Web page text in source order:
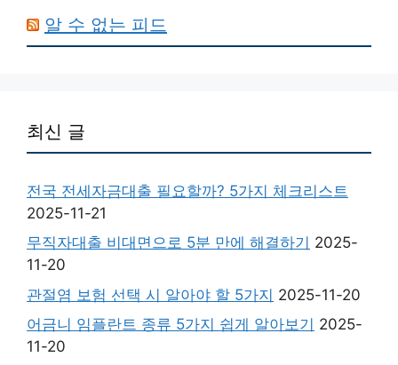
알 수 없는 피드
최신 글
전국 전세자금대출 필요할까? 5가지 체크리스트
2025-11-21
무직자대출 비대면으로 5분 만에 해결하기 2025-
11-20
관절염 보험 선택 시 알아야 할 5가지 2025-11-20
어금니 임플란트 종류 5가지 쉽게 알아보기 2025-
11-20